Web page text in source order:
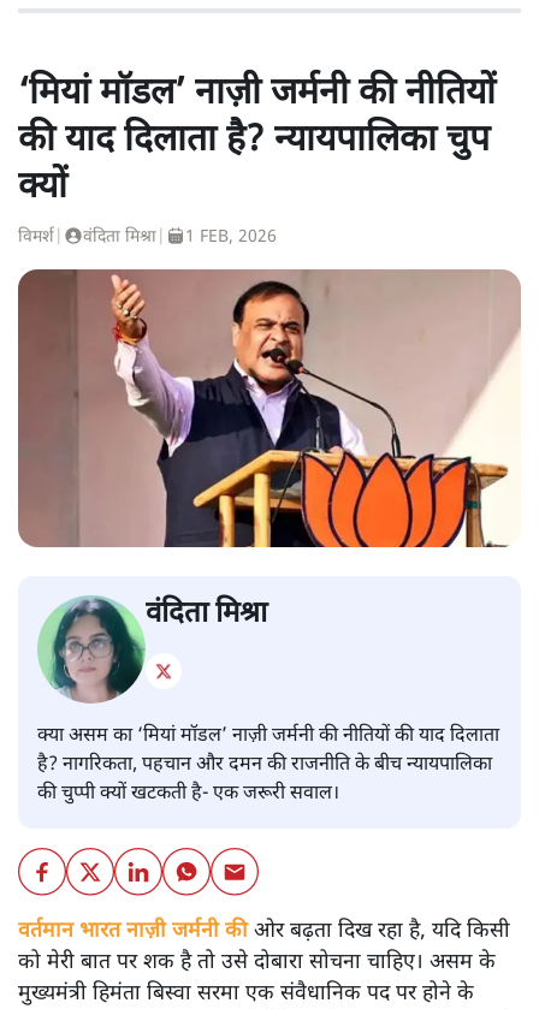
‘मियां मॉडल’ नाज़ी जर्मनी की नीतियों
की याद दिलाता है? न्यायपालिका चुप
क्यों
विमर्श वंदिता मिश्रा 1 FEB, 2026
वंदिता मिश्रा
क्या असम का ‘मियां मॉडल’ नाज़ी जर्मनी की नीतियों की याद दिलाता
है? नागरिकता, पहचान और दमन की राजनीति के बीच न्यायपालिका
की चुप्पी क्यों खटकती है- एक जरूरी सवाल।
वर्तमान भारत नाज़ी जर्मनी कीओर बढ़ता दिख रहा है, यदि किसी
को मेरी बात पर शक है तो उसे दोबारा सोचना चाहिए। असम के
मुख्यमंत्री हिमंता बिस्वा सरमा एक संवैधानिक पद पर होने के